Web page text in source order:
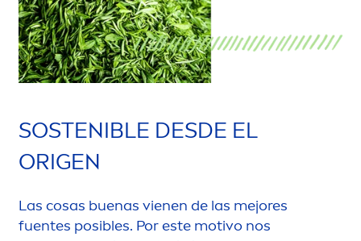
SOSTENIBLE DESDE EL
ORIGEN
Las cosas buenas vienen de las mejores
fuentes posibles. Por este motivo nos